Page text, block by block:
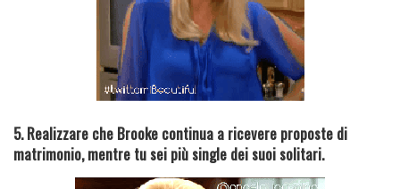
5. Realizzare che Brooke continua a ricevere proposte di
matrimonio, mentre tu sei più single dei suoi solitari.